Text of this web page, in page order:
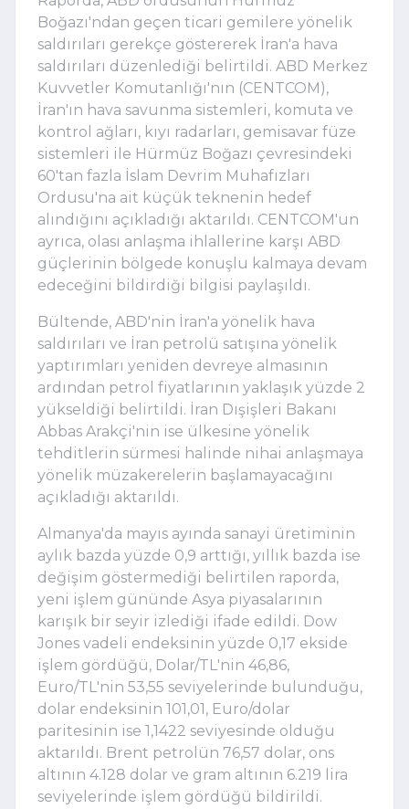
Boğazı'ndan geçen ticari gemilere yönelik
saldırıları gerekçe göstererek İran'a hava
saldırıları düzenlediği belirtildi. ABD Merkez
Kuvvetler Komutanlığı'nın (CENTCOM),
İran'ın hava savunma sistemleri, komuta ve
kontrol ağları, kıyı radarları, gemisavar füze
sistemleri ile Hürmüz Boğazı çevresindeki
60'tan fazla İslam Devrim Muhafızları
Ordusu'na ait küçük teknenin hedef
alındığını açıkladığı aktarıldı. CENTCOM'un
ayrıca, olası anlaşma ihlallerine karşı ABD
güçlerinin bölgede konuşlu kalmaya devam
edeceğini bildirdiği bilgisi paylaşıldı.
Bültende, ABD'nin İran'a yönelik hava
saldırıları ve İran petrolü satışına yönelik
yaptırımları yeniden devreye almasının
ardından petrol fiyatlarının yaklaşık yüzde 2
yükseldiği belirtildi. İran Dışişleri Bakanı
Abbas Arakçi'nin ise ülkesine yönelik
tehditlerin sürmesi halinde nihai anlaşmaya
yönelik müzakerelerin başlamayacağını
açıkladığı aktarıldı.
Almanya'da mayıs ayında sanayi üretiminin
aylık bazda yüzde 0,9 arttığı, yıllık bazda ise
değişim göstermediği belirtilen raporda,
yeni işlem gününde Asya piyasalarının
karışık bir seyir izlediği ifade edildi. Dow
Jones vadeli endeksinin yüzde 0,17 ekside
işlem gördüğü, Dolar/TL'nin 46,86,
Euro/TL'nin 53,55 seviyelerinde bulunduğu,
dolar endeksinin 101,01, Euro/dolar
paritesinin ise 1,1422 seviyesinde olduğu
aktarıldı. Brent petrolün 76,57 dolar, ons
altının 4.128 dolar ve gram altının 6.219 lira
seviyelerinde işlem gördüğü bildirildi.